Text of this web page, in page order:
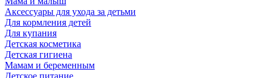
Аксессуары для ухода за детьми
Для кормления детей
Для купания
Детская косметика
Детская гигиена
Мамам и беременным
Детское питание